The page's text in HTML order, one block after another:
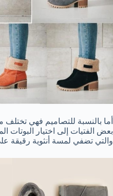
أما بالنسبة للتصاميم فهي
بعض الفتيات إلى اختيار البوتات
والتي تضفي لمسة أنثوية رقيقة